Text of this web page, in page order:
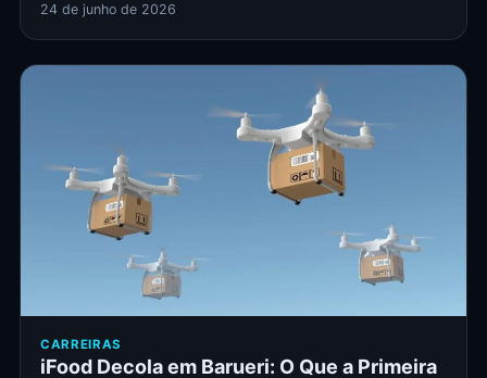
24 de junho de 2026
CARREIRAS
iFood Decola em Barueri: O Que a Primeira